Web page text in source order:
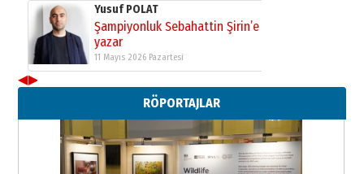
Yusuf POLAT
Şampiyonluk Sebahattin Şirin’e
yazar
11 Mayıs 2026 Pazartesi
Neşat YALÇIN
Paranın Aile Kültüründeki Yeri
03 Ağustos 2026 Pazartesi
Yıldırım Gündoğdu
◀▶
RÖPORTAJLAR